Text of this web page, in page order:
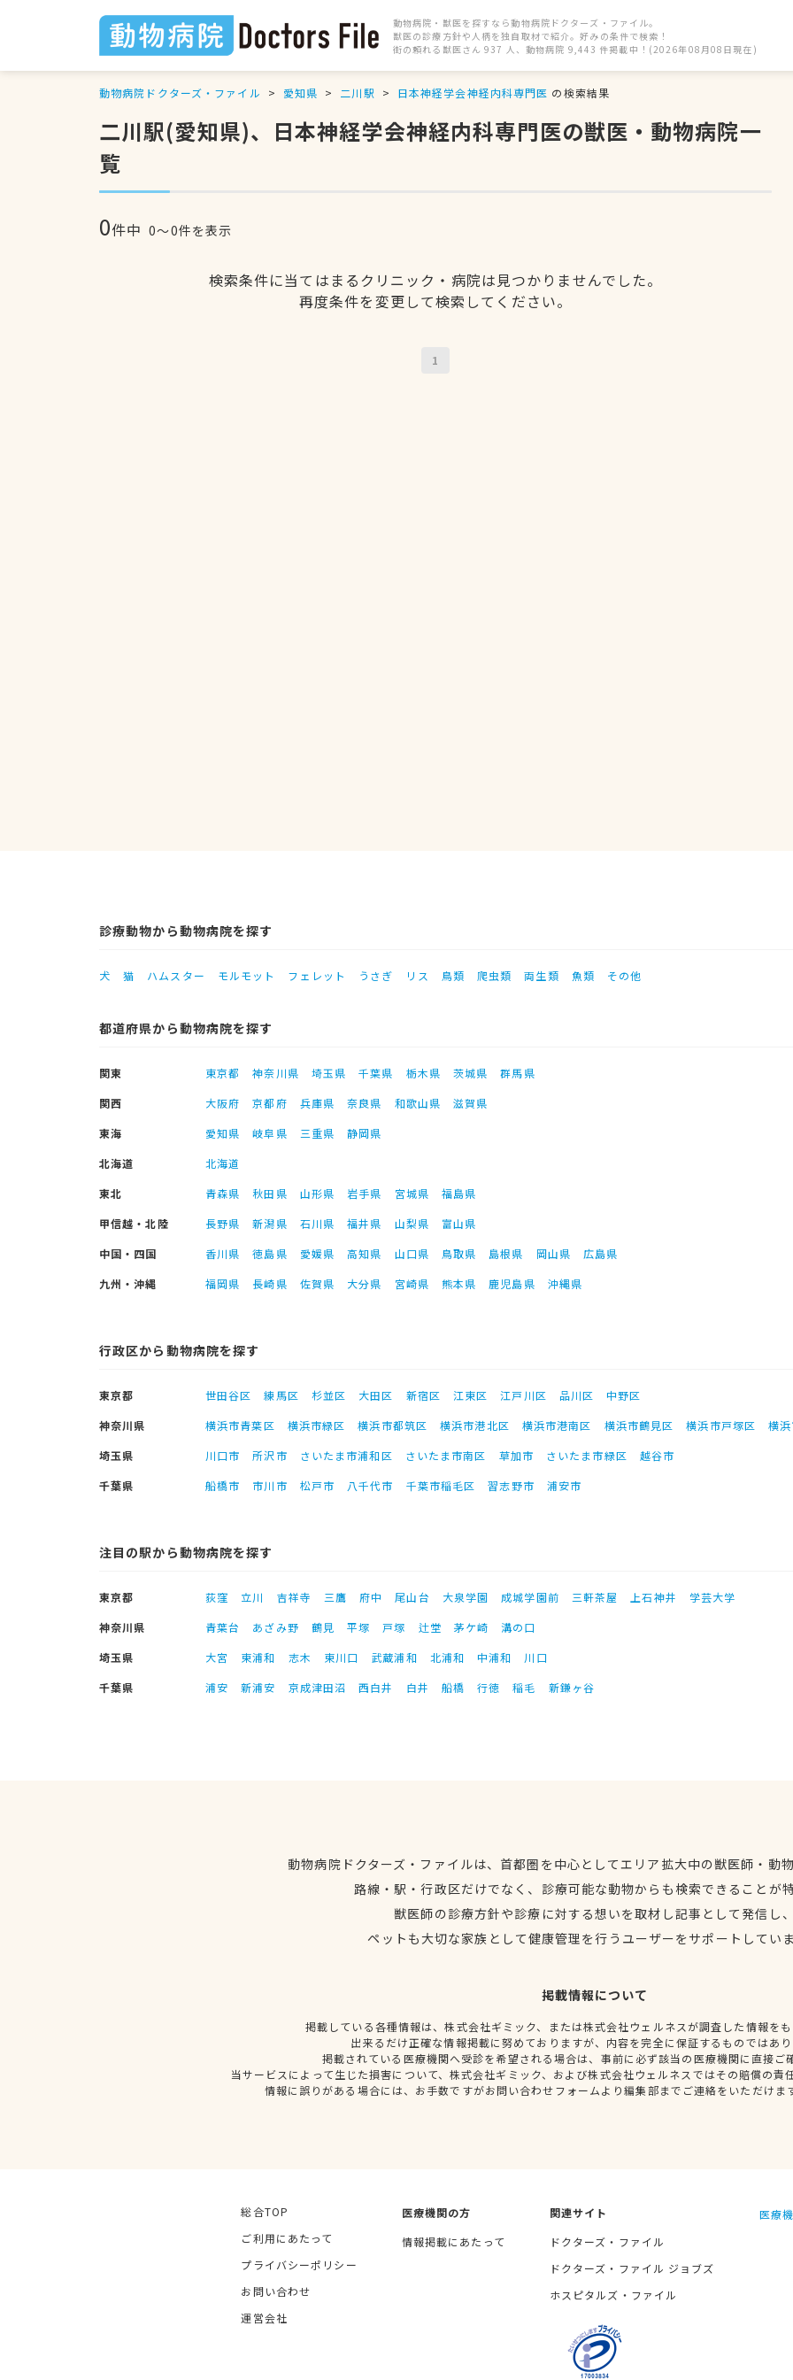
動物病院・獣医を探すなら動物病院ドクターズ・ファイル。
獣医の診療方針や人柄を独自取材で紹介。好みの条件で検索！
街の頼れる獣医さん 937 人、動物病院 9,443 件掲載中！(2026年08月08日現在)
動物病院ドクターズ・ファイル 愛知県 二川駅 日本神経学会神経内科専門医 の検索結果
二川駅(愛知県)、日本神経学会神経内科専門医の獣医・動物病院一
覧
0件中 0〜0件を表示
検索条件に当てはまるクリニック・病院は見つかりませんでした。
再度条件を変更して検索してください。
1
診療動物から動物病院を探す
犬 猫 ハムスター モルモット フェレット うさぎ リス 鳥類 爬虫類 両生類 魚類 その他
都道府県から動物病院を探す
関東 東京都 神奈川県 埼玉県 千葉県 栃木県 茨城県
群馬県
関西
大阪府 京都府 兵庫県 奈良県 和歌山県
滋賀県
東海
愛知県 岐阜県 三重県
静岡県
北海道
北海道
東北
青森県 秋田県 山形県 岩手県 宮城県
福島県
甲信越・北陸
長野県 新潟県 石川県 福井県 山梨県
富山県
中国・四国
香川県 徳島県 愛媛県 高知県 山口県 鳥取県 島根県 岡山県
広島県
九州・沖縄
福岡県 長崎県 佐賀県 大分県 宮崎県 熊本県 鹿児島県 沖縄県
行政区から動物病院を探す
東京都 世田谷区 練馬区 杉並区 大田区 新宿区 江東区 江戸川区 品川区
中野区
神奈川県
横浜市青葉区 横浜市緑区 横浜市都筑区 横浜市港北区 横浜市港南区 横浜市鶴見区 横浜市戸塚区
横
埼玉県
川口市 所沢市 さいたま市浦和区 さいたま市南区 草加市 さいたま市緑区
越谷市
千葉県
船橋市 市川市 松戸市 八千代市 千葉市稲毛区 習志野市 浦安市
注目の駅から動物病院を探す
東京都 荻窪 立川 吉祥寺 三鷹 府中 尾山台 大泉学園 成城学園前 三軒茶屋 上石神井
学芸大学
神奈川県
青葉台 あざみ野 鶴見 平塚 戸塚 辻堂 茅ケ崎
溝の口
埼玉県
大宮 東浦和 志木 東川口 武蔵浦和 北浦和 中浦和
川口
千葉県
浦安 新浦安 京成津田沼 西白井 白井 船橋 行徳 稲毛 新鎌ヶ谷
動物病院ドクターズ・ファイルは、首都圏を中心としてエリア拡大中の獣医師・動
路線・駅・行政区だけでなく、診療可能な動物からも検索できることが
獣医師の診療方針や診療に対する想いを取材し記事として発信し
ペットも大切な家族として健康管理を行うユーザーをサポートしてい
掲載情報について
掲載している各種情報は、株式会社ギミック、または株式会社ウェルネスが調査した情報を
出来るだけ正確な情報掲載に努めておりますが、内容を完全に保証するものではあ
掲載されている医療機関へ受診を希望される場合は、事前に必ず該当の医療機関に直接ご
当サービスによって生じた損害について、株式会社ギミック、および株式会社ウェルネスではその賠償の責
情報に誤りがある場合には、お手数ですがお問い合わせフォームより編集部までご連絡をいただけま
総合TOP
ご利用にあたって
プライバシーポリシー
お問い合わせ
運営会社
医療機関の方
情報掲載にあたって
関連サイト
ドクターズ・ファイル
ドクターズ・ファイル ジョブズ
ホスピタルズ・ファイル
医療